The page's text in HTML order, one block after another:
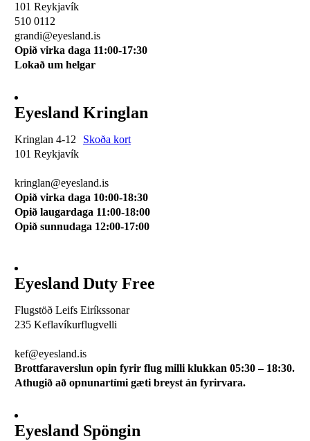
101 Reykjavík
510 0112
grandi@eyesland.is
Opið virka daga 11:00-17:30
Lokað um helgar
Eyesland Kringlan
Kringlan 4-12
Skoða kort
101 Reykjavík
kringlan@eyesland.is
Opið virka daga 10:00-18:30
Opið laugardaga 11:00-18:00
Opið sunnudaga 12:00-17:00
Eyesland Duty Free
Flugstöð Leifs Eiríkssonar
235 Keflavíkurflugvelli
kef@eyesland.is
Brottfaraverslun opin fyrir flug milli klukkan 05:30 – 18:30.
Athugið að opnunartími gæti breyst án fyrirvara.
Eyesland Spöngin